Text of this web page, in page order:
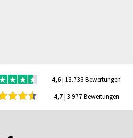
4,6| 13.733 Bewertungen
4,7| 3.977 Bewertungen